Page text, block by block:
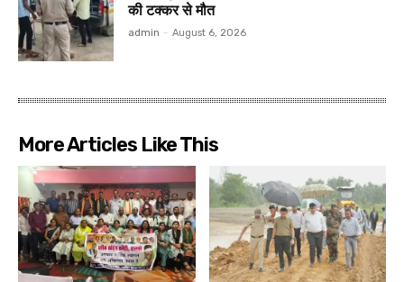
की टक्कर से मौत
admin - August 6, 2026
More Articles Like This